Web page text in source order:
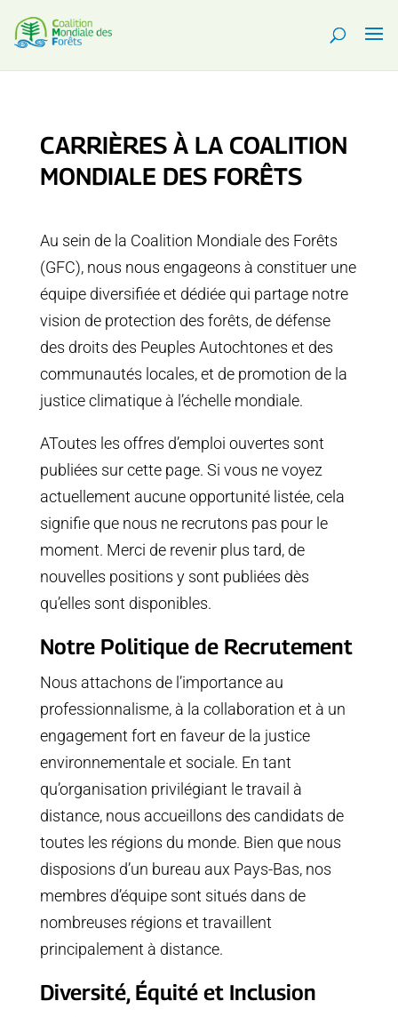
CARRIÈRES À LA COALITION
MONDIALE DES FORÊTS
Au sein de la Coalition Mondiale des Forêts
(GFC), nous nous engageons à constituer une
équipe diversifiée et dédiée qui partage notre
vision de protection des forêts, de défense
des droits des Peuples Autochtones et des
communautés locales, et de promotion de la
justice climatique à l’échelle mondiale.
AToutes les offres d’emploi ouvertes sont
publiées sur cette page. Si vous ne voyez
actuellement aucune opportunité listée, cela
signifie que nous ne recrutons pas pour le
moment. Merci de revenir plus tard, de
nouvelles positions y sont publiées dès
qu’elles sont disponibles.
Notre Politique de Recrutement
Nous attachons de l’importance au
professionnalisme, à la collaboration et à un
engagement fort en faveur de la justice
environnementale et sociale. En tant
qu’organisation privilégiant le travail à
distance, nous accueillons des candidats de
toutes les régions du monde. Bien que nous
disposions d’un bureau aux Pays-Bas, nos
membres d’équipe sont situés dans de
nombreuses régions et travaillent
principalement à distance.
Diversité, Équité et Inclusion